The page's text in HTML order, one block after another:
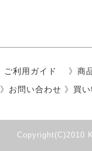
ご利用ガイド 》 商
》 お問い合わせ 》 買
Copyright(C)2010